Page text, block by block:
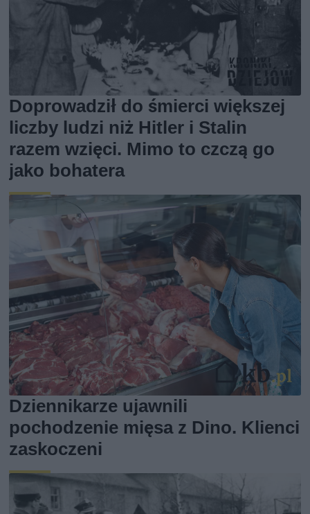
Doprowadził do śmierci większej
liczby ludzi niż Hitler i Stalin
razem wzięci. Mimo to czczą go
jako bohatera
Dziennikarze ujawnili
pochodzenie mięsa z Dino. Klienci
zaskoczeni